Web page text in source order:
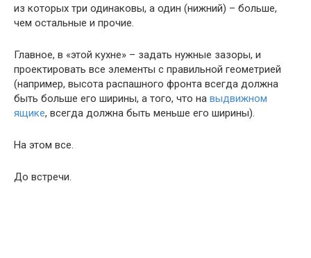
из которых три одинаковы, а один (нижний) – больше,
чем остальные и прочие.
Главное, в «этой кухне» – задать нужные зазоры, и
проектировать все элементы с правильной геометрией
(например, высота распашного фронта всегда должна
быть больше его ширины, а того, что на выдвижном
ящике, всегда должна быть меньше его ширины).
На этом все.
До встречи.